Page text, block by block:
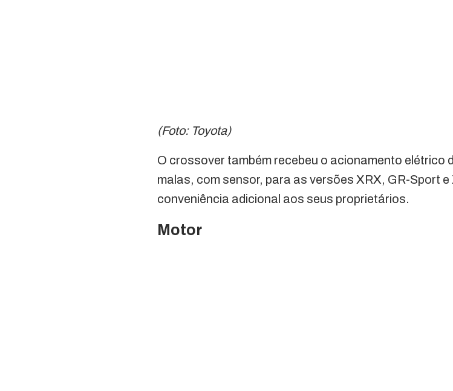
(Foto: Toyota)
O crossover também recebeu o acionamento elétrico
malas, com sensor, para as versões XRX, GR-Sport
conveniência adicional aos seus proprietários.
Motor